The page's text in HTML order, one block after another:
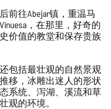
前往Abejar镇，重温马
，在那里，好奇的
价值的教堂和保存贵族
包括最壮观的自然景观
移，冰雕出迷人的形状
系统、泻湖、溪流和草
观的环境。